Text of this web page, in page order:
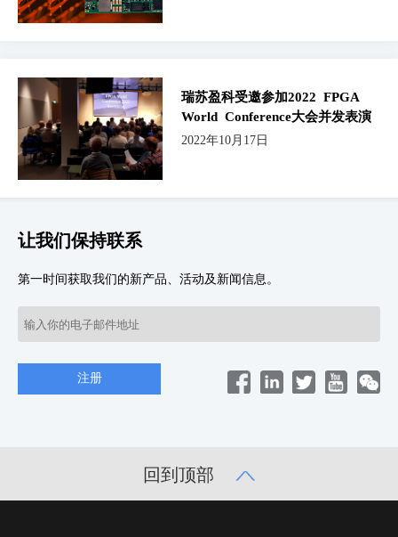
瑞苏盈科受邀参加2022 FPGA
World Conference大会并发表演
讲
2022年10月17日
让我们保持联系
第一时间获取我们的新产品、活动及新闻信息。
回到顶部